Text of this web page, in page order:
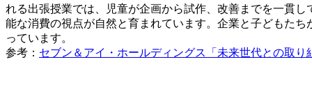
れる出張授業では、児童が企画から試作、改善までを一貫
能な消費の視点が自然と育まれています。企業と子どもた
っています。
参考： セブン＆アイ・ホールディングス「未来世代との取り